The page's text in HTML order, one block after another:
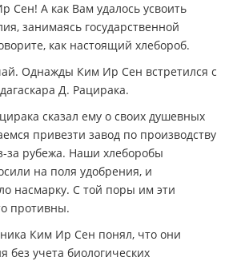
Сен! А как Вам удалось усвоить
занимаясь государственной
как настоящий хлебороб.
Однажды Ким Ир Сен встретился с
Д. Рацирака.
сказал ему о своих душевных
привезти завод по производству
за рубежа. Наши хлеборобы
на поля удобрения, и
насмарку. С той поры им эти
противны.
Ким Ир Сен понял, что они
без учета биологических